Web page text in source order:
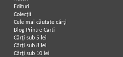
Edituri
Colecții
Cele mai căutate cărți
Blog Printre Carti
Cărţi sub 5 lei
Cărţi sub 8 lei
Cărţi sub 10 lei